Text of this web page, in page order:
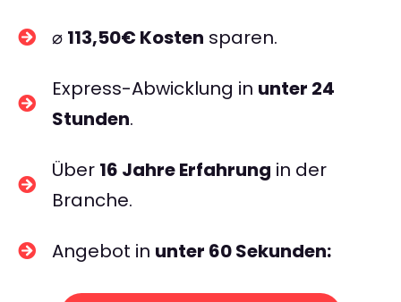
⌀ 113,50€ Kosten sparen.
Express-Abwicklung in unter 24
Stunden.
Über 16 Jahre Erfahrung in der
Branche.
Angebot in unter 60 Sekunden: